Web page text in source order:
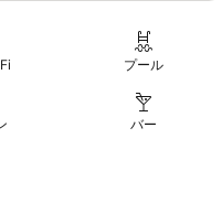
プール
バー